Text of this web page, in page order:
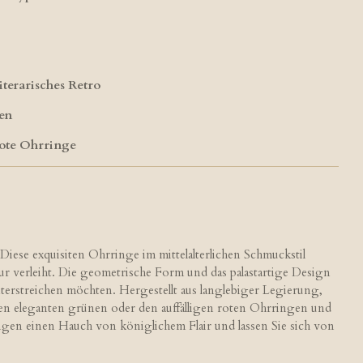
Retro
Ohrringe
exquisiten Ohrringe im mittelalterlichen Schmuckstil
verleiht. Die geometrische Form und das palastartige Design
möchten. Hergestellt aus langlebiger Legierung,
eleganten grünen oder den auffälligen roten Ohrringen und
einen Hauch von königlichem Flair und lassen Sie sich von